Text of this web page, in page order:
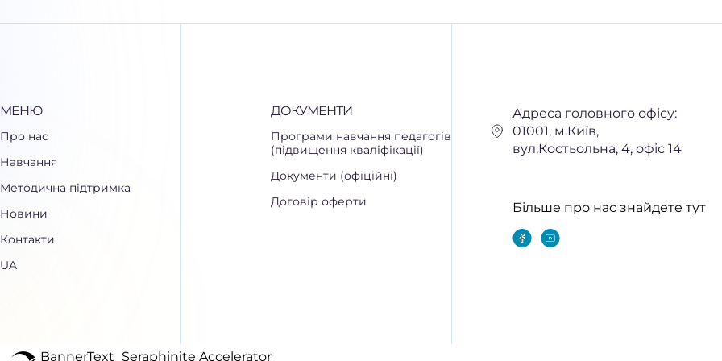
МЕНЮ
Про нас
Навчання
Методична підтримка
Новини
Контакти
UA
ДОКУМЕНТИ
Програми навчання педагогів
(підвищення кваліфікації)
Документи (офіційні)
Договір оферти
Адреса головного офісу:
01001, м.Київ,
вул.Костьольна, 4, офіс 14
Більше про нас знайдете тут
BannerText_Seraphinite Accelerator